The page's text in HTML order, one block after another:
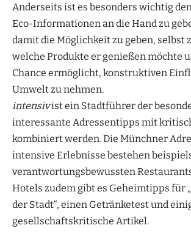
Anderseits ist es besonders wichtig
Eco-Informationen an die Hand zu
damit die Möglichkeit zu geben, selbst
welche Produkte er genießen möchte
Chance ermöglicht, konstruktiven
Umwelt zu nehmen.
intensivist ein Stadtführer der
interessante Adressentipps mit
kombiniert werden. Die Münchner
intensive Erlebnisse bestehen
verantwortungsbewussten
Hotels zudem gibt es Geheimtipps für
der Stadt“, einen Getränketest und
gesellschaftskritische Artikel.